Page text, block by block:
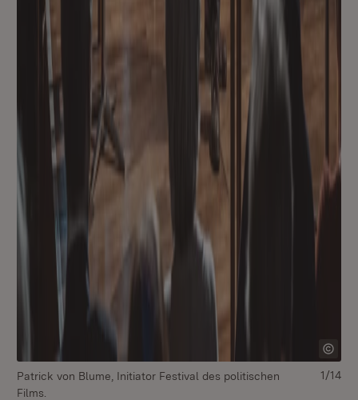
Patrick von Blume, Initiator Festival des politischen
Films.
1/14